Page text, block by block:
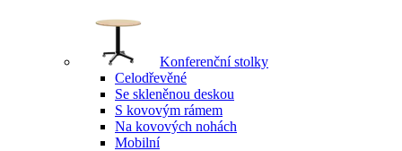
Konferenční stolky
Celodřevěné
Se skleněnou deskou
S kovovým rámem
Na kovových nohách
Mobilní